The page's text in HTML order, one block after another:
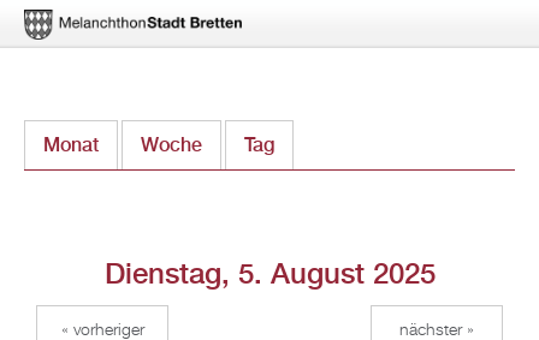
zum
Monat Woche Tag
Dienstag, 5. August 2025
« vorheriger nächster »